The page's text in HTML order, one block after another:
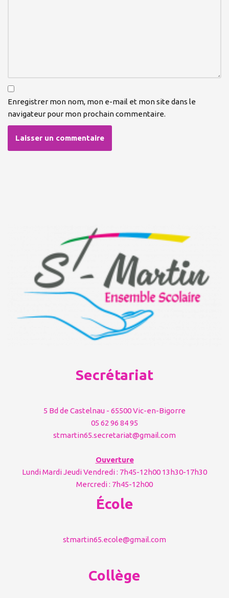
Enregistrer mon nom, mon e-mail et mon site dans le
navigateur pour mon prochain commentaire.
Secrétariat
5 Bd de Castelnau - 65500 Vic-en-Bigorre
05 62 96 84 95
stmartin65.secretariat@gmail.com
Ouverture
Lundi Mardi Jeudi Vendredi : 7h45-12h00 13h30-17h30
Mercredi : 7h45-12h00
École
stmartin65.ecole@gmail.com
Collège